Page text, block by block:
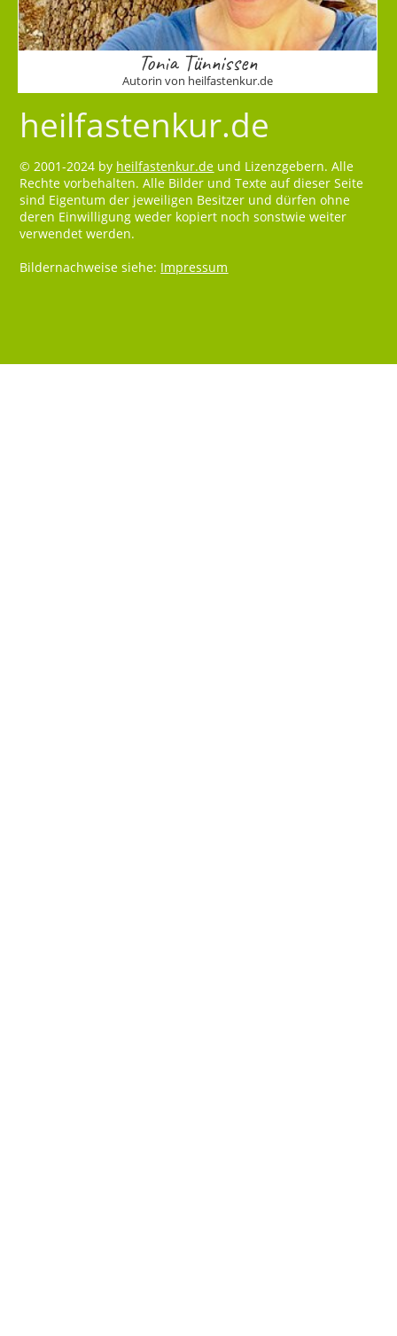
Tonia Tünnissen
Autorin von heilfastenkur.de
heilfastenkur.de
© 2001-2024 by heilfastenkur.de und Lizenzgebern. Alle
Rechte vorbehalten. Alle Bilder und Texte auf dieser Seite
sind Eigentum der jeweiligen Besitzer und dürfen ohne
deren Einwilligung weder kopiert noch sonstwie weiter
verwendet werden.
Bildernachweise siehe: Impressum